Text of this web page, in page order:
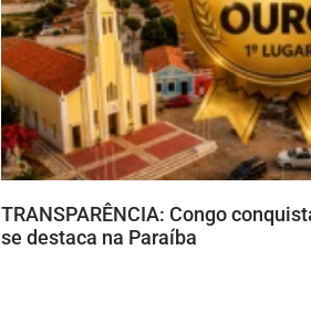
TRANSPARÊNCIA: Congo
se destaca na Paraíba